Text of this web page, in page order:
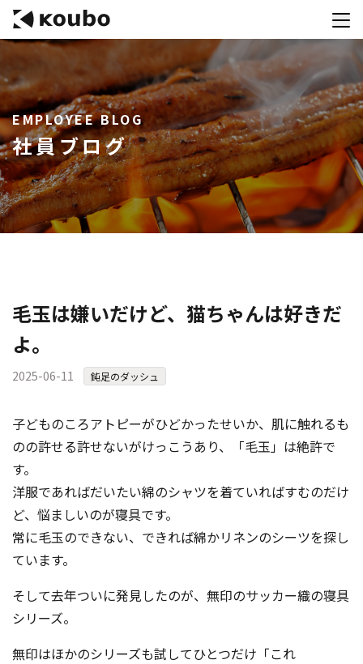
サービス
会社案内
実績紹介
採用情報
資料ダウンロード
コンテストを主催される方へ
公募運営SaaS 「Kouboプランナー」
コンテスト成功の法則
事務局アウトソーシング
マーケットデータ
コンテスト情報及びプレゼン
紹介させていただきます
無料掲載お申し込み
EMPLOYEE BLOG
社員ブログ
毛玉は嫌いだけど、猫ちゃんは好きだ
よ。
2025-06-11 鈍足のダッシュ
子どものころアトピーがひどかったせいか、肌に触れるも
のの許せる許せないがけっこうあり、「毛玉」は絶許で
す。
洋服であればだいたい綿のシャツを着ていればすむのだけ
ど、悩ましいのが寝具です。
常に毛玉のできない、できれば綿かリネンのシーツを探し
ています。
そして去年ついに発見したのが、無印のサッカー織の寝具
シリーズ。
無印はほかのシリーズも試してひとつだけ「これ